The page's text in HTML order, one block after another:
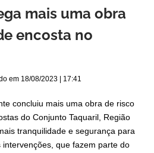
mais uma obra
encosta no
em 18/08/2023 | 17:41
concluiu mais uma obra de risco
do Conjunto Taquaril, Região
tranquilidade e segurança para
que fazem parte do